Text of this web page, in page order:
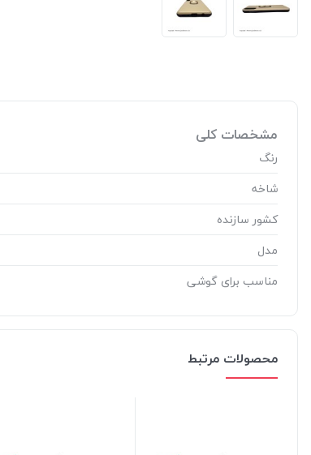
مشخصات کلی
رنگ
شاخه
کشور سازنده
مدل
مناسب برای گوشی
محصولات مرتبط